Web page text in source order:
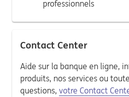
professionnels
Contact Center
Aide sur la banque en ligne,
produits, nos services ou
questions, votre Contact